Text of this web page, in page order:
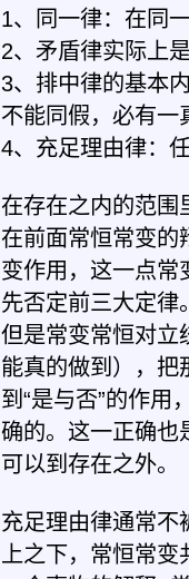
1、同一律：在同
2、矛盾律实际上
3、排中律的基本
不能同假，必有一
4、充足理由律：
在存在之内的范围
在前面常恒常变的
变作用，这一点常
先否定前三大定律
但是常变常恒对立
能真的做到），把
到“是与否”的作用
确的。这一正确也
可以到存在之外。
充足理由律通常不
上之下，常恒常